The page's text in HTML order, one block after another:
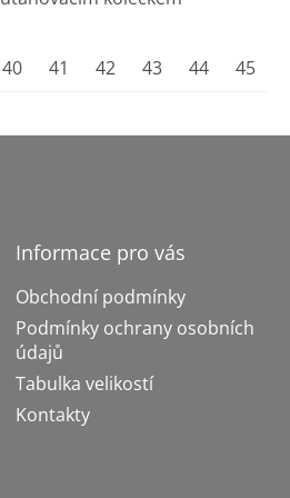
vel.11 (46) vel.12 (47)
43 44 45 46 47
40 41 42 43 44 45
Informace pro vás
Obchodní podmínky
Podmínky ochrany osobních
údajů
Tabulka velikostí
Kontakty